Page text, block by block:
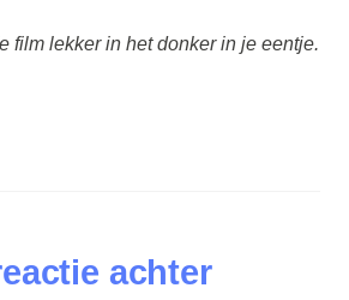
film lekker in het donker in je eentje.
achter